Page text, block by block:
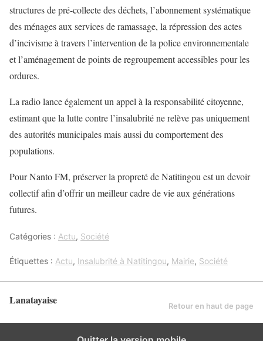
structures de pré-collecte des déchets, l’abonnement systématique
des ménages aux services de ramassage, la répression des actes
d’incivisme à travers l’intervention de la police environnementale
et l’aménagement de points de regroupement accessibles pour les
ordures.
La radio lance également un appel à la responsabilité citoyenne,
estimant que la lutte contre l’insalubrité ne relève pas uniquement
des autorités municipales mais aussi du comportement des
populations.
Pour Nanto FM, préserver la propreté de Natitingou est un devoir
collectif afin d’offrir un meilleur cadre de vie aux générations
futures.
Catégories : Actu, Société
Étiquettes : Actu, Insalubrité à Natitingou, Mairie, Société
Lanatayaise Retour en haut de page